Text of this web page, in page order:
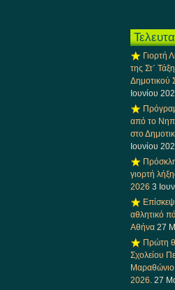
Γιορτή
της Στ΄
Δημοτικού
Ιουνίου
από το
στο
Ιουνίου
γιορτή
2026 3
αθλητικό
Αθήνα 27
Πρώτη
Σχολείου
2026. 27